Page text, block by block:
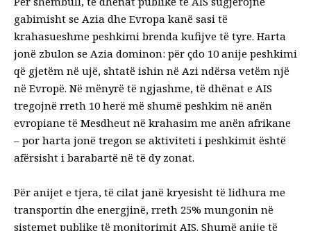
gabimisht se Azia dhe Evropa kanë sasi të
krahasueshme peshkimi brenda kufijve të tyre. Harta
jonë zbulon se Azia dominon: për çdo 10 anije peshkimi
që gjetëm në ujë, shtatë ishin në Azi ndërsa vetëm një
në Evropë. Në mënyrë të ngjashme, të dhënat e AIS
tregojnë rreth 10 herë më shumë peshkim në anën
evropiane të Mesdheut në krahasim me anën afrikane
– por harta jonë tregon se aktiviteti i peshkimit është
afërsisht i barabartë në të dy zonat.
Për anijet e tjera, të cilat janë kryesisht të lidhura me
transportin dhe energjinë, rreth 25% mungonin në
sistemet publike të monitorimit AIS. Shumë anije të